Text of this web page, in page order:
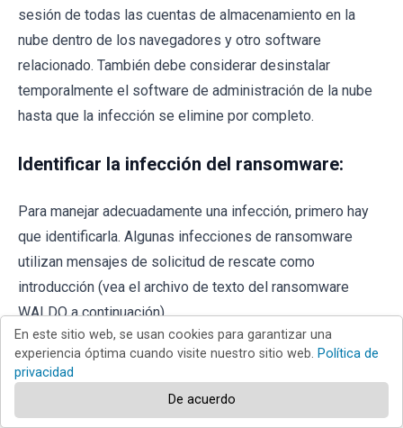
sesión de todas las cuentas de almacenamiento en la
nube dentro de los navegadores y otro software
relacionado. También debe considerar desinstalar
temporalmente el software de administración de la nube
hasta que la infección se elimine por completo.
Identificar la infección del ransomware:
Para manejar adecuadamente una infección, primero hay
que identificarla. Algunas infecciones de ransomware
utilizan mensajes de solicitud de rescate como
introducción (vea el archivo de texto del ransomware
WALDO a continuación).
En este sitio web, se usan cookies para garantizar una
experiencia óptima cuando visite nuestro sitio web. Política de
privacidad
De acuerdo